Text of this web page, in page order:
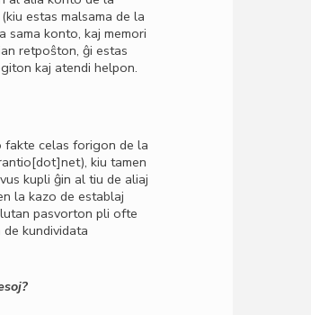
estas malsama de la
konto, kaj memori
retpoŝton, ĝi estas
kaj atendi helpon.
fakte celas forigon de la
, kiu tamen
kupli ĝin al tiu de aliaj
la kazo de establaj
pasvorton pli ofte
kundividata